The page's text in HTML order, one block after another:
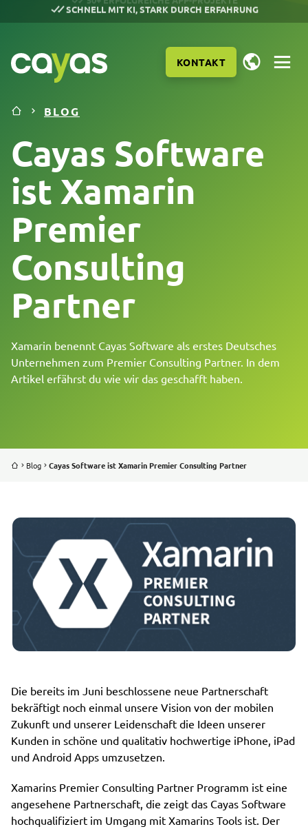
50+ ERFOLGREICHE APP-PROJEKTE
LEISTUNGEN
REFERENZEN
BLOG
KONTAKT
BLOG
Cayas Software
ist Xamarin
Premier
Consulting
Partner
Xamarin benennt Cayas Software als erstes Deutsches
Unternehmen zum Premier Consulting Partner. In dem
Artikel erfährst du wie wir das geschafft haben.
Blog Cayas Software ist Xamarin Premier Consulting Partner
Die bereits im Juni beschlossene neue Partnerschaft
bekräftigt noch einmal unsere Vision von der mobilen
Zukunft und unserer Leidenschaft die Ideen unserer
Kunden in schöne und qualitativ hochwertige iPhone, iPad
und Android Apps umzusetzen.
Xamarins Premier Consulting Partner Programm ist eine
angesehene Partnerschaft, die zeigt das Cayas Software
hochqualifiziert im Umgang mit Xamarins Tools ist. Der